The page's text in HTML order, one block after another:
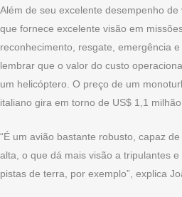
Além de seu excelente desempenho
que fornece excelente visão em
reconhecimento, resgate, emergência
lembrar que o valor do custo
um helicóptero. O preço de um
italiano gira em torno de US$ 1,1 milhão.
“É um avião bastante robusto, capaz
alta, o que dá mais visão a tripulantes
pistas de terra, por exemplo”, explica